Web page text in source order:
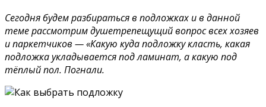
Сегодня будем разбираться в подложках и в данной
теме рассмотрим душетрепещущий вопрос всех хозяев
и паркетчиков — «Какую куда подложку класть, какая
подложка укладывается под ламинат, а какую под
тёплый пол. Погнали.